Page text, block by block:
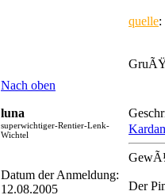
quelle:
Nach oben
luna
superwichtiger-Rentier-Lenk-
Wichtel
Datum der Anmeldung:
12.08.2005
Der